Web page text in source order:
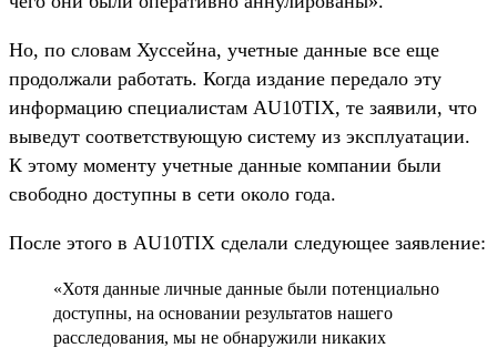
Но, по словам Хуссейна, учетные данные все еще
продолжали работать. Когда издание передало эту
информацию специалистам AU10TIX, те заявили, что
выведут соответствующую систему из эксплуатации.
К этому моменту учетные данные компании были
свободно доступны в сети около года.
После этого в AU10TIX сделали следующее заявление:
«Хотя данные личные данные были потенциально
доступны, на основании результатов нашего
расследования, мы не обнаружили никаких